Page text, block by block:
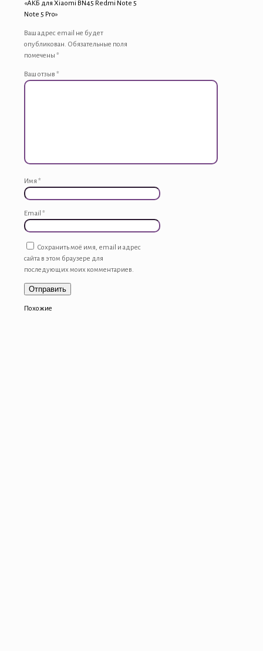
«АКБ для Xiaomi BN45 Redmi Note 5
Note 5 Pro»
Ваш адрес email не будет
опубликован. Обязательные поля
помечены *
Ваш отзыв *
Имя *
Email *
Сохранить моё имя, email и адрес
сайта в этом браузере для
последующих моих комментариев.
Похожие